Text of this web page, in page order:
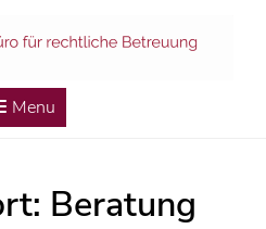
Menu
Beratung